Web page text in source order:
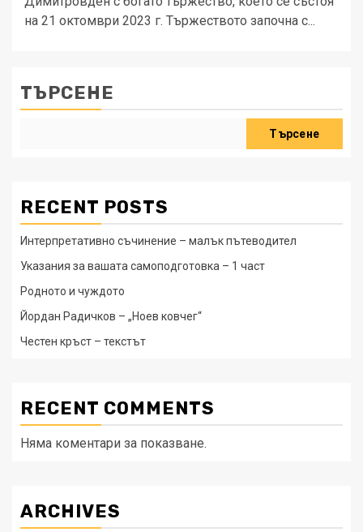
на 21 октомври 2023 г. Тържеството започна с...
ТЪРСЕНЕ
Търсене
RECENT POSTS
Интерпретативно съчинение – малък пътеводител
Указания за вашата самоподготовка – 1 част
Родното и чуждото
Йордан Радичков – „Ноев ковчег“
Честен кръст – текстът
RECENT COMMENTS
Няма коментари за показване.
ARCHIVES